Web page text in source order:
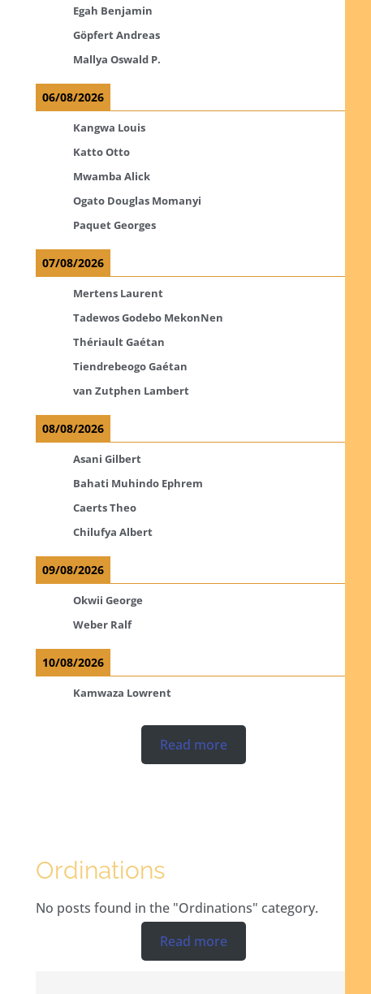
Egah Benjamin
Göpfert Andreas
Mallya Oswald P.
06/08/2026
Kangwa Louis
Katto Otto
Mwamba Alick
Ogato Douglas Momanyi
Paquet Georges
07/08/2026
Mertens Laurent
Tadewos Godebo MekonNen
Thériault Gaétan
Tiendrebeogo Gaétan
van Zutphen Lambert
08/08/2026
Asani Gilbert
Bahati Muhindo Ephrem
Caerts Theo
Chilufya Albert
09/08/2026
Okwii George
Weber Ralf
10/08/2026
Kamwaza Lowrent
Read more
Ordinations
No posts found in the "Ordinations" category.
Read more